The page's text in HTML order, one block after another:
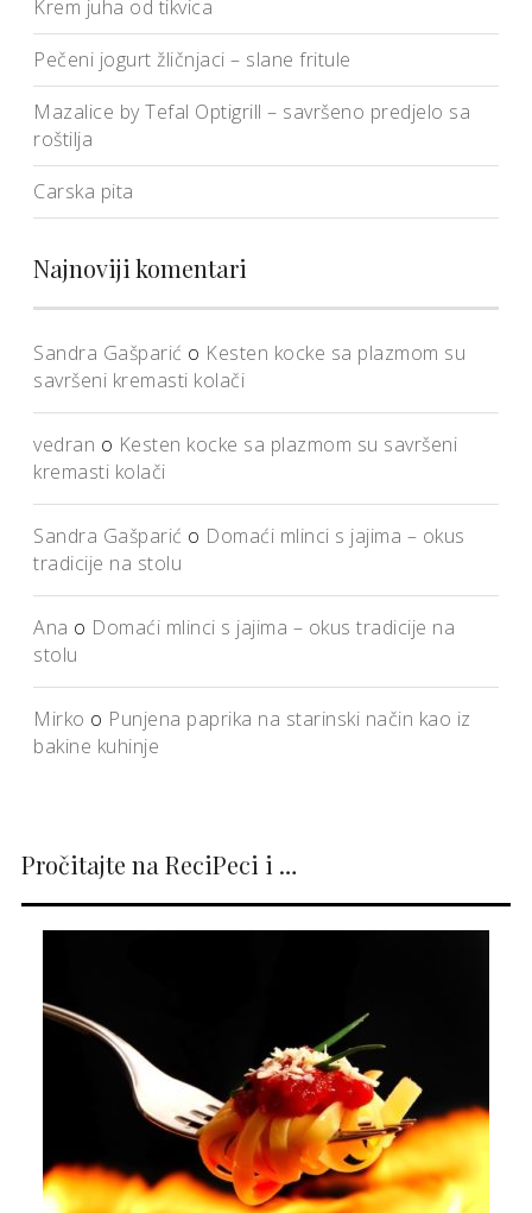
Krem juha od tikvica
Pečeni jogurt žličnjaci – slane fritule
Mazalice by Tefal Optigrill – savršeno predjelo sa
roštilja
Carska pita
Najnoviji komentari
Sandra Gašparić o Kesten kocke sa plazmom su
savršeni kremasti kolači
vedran o Kesten kocke sa plazmom su savršeni
kremasti kolači
Sandra Gašparić o Domaći mlinci s jajima – okus
tradicije na stolu
Ana o Domaći mlinci s jajima – okus tradicije na
stolu
Mirko o Punjena paprika na starinski način kao iz
bakine kuhinje
Pročitajte na ReciPeci i …